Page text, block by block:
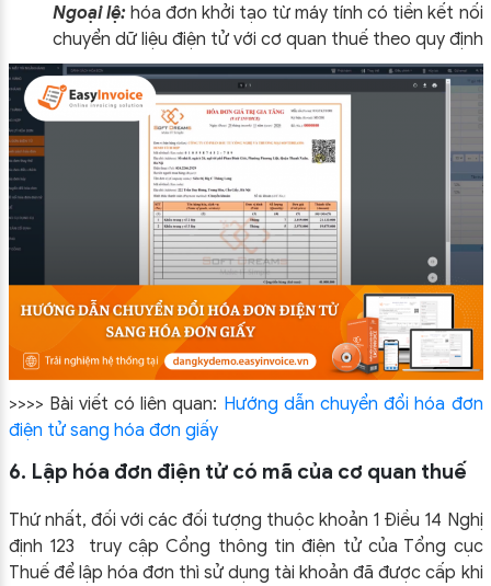
Ngoại lệ:hóa đơn khởi tạo từ máy tính có tiền kết nối
chuyển dữ liệu điện tử với cơ quan thuế theo quy định
>>>> Bài viết có liên quan: Hướng dẫn chuyển đổi hóa đơn
điện tử sang hóa đơn giấy
6. Lập hóa đơn điện tử có mã của cơ quan thuế
Thứ nhất, đối với các đối tượng thuộc khoản 1 Điều 14 Nghị
định 123 truy cập Cổng thông tin điện tử của Tổng cục
Thuế để lập hóa đơn thì sử dụng tài khoản đã được cấp khi